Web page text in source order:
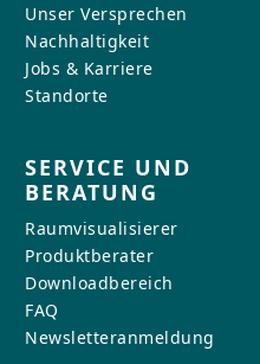
Unser Versprechen
Nachhaltigkeit
Jobs & Karriere
Standorte
SERVICE UND
BERATUNG
Raumvisualisierer
Produktberater
Downloadbereich
FAQ
Newsletteranmeldung